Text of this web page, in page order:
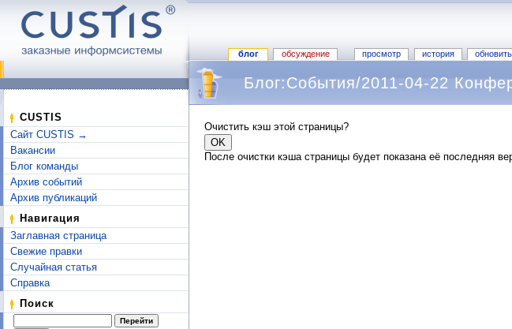
блог обсуждение просмотр история обновить
CUSTIS
Сайт CUSTIS →
Вакансии
Блог команды
Архив событий
Архив публикаций
Навигация
Заглавная страница
Свежие правки
Случайная статья
Справка
Поиск
Блог:События/2011-04-22
Очистить кэш этой страницы?
После очистки кэша страницы будет показана её последняя